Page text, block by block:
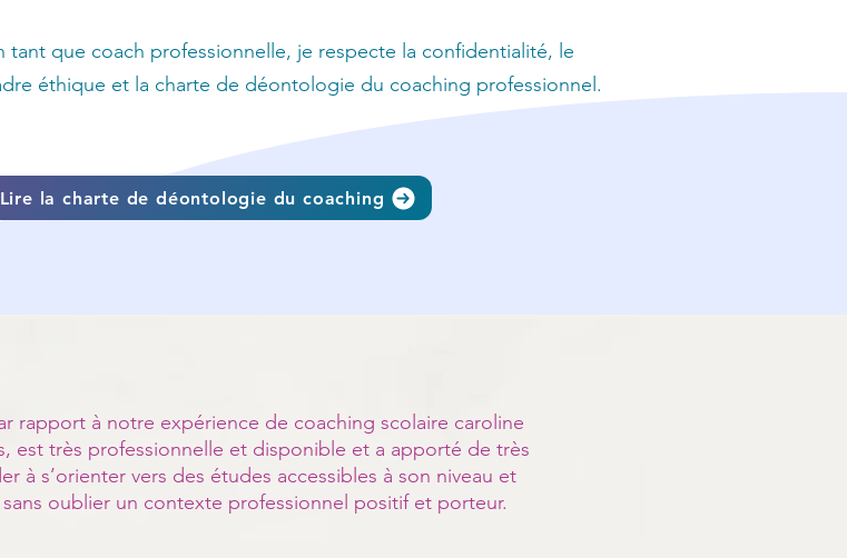
tant que coach professionnelle, je respecte la confidentialité, le
éthique et la charte de déontologie du coaching professionnel.
Lire la charte de déontologie du coaching
rapport à notre expérience de coaching scolaire caroline
est très professionnelle et disponible et a apporté de très
à s’orienter vers des études accessibles à son niveau et
oublier un contexte professionnel positif et porteur.